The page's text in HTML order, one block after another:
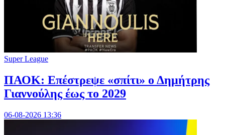
Super League
ΠΑΟΚ: Επέστρεψε «σπίτι» ο Δημήτρης
Γιαννούλης έως το 2029
06-08-2026 13:36